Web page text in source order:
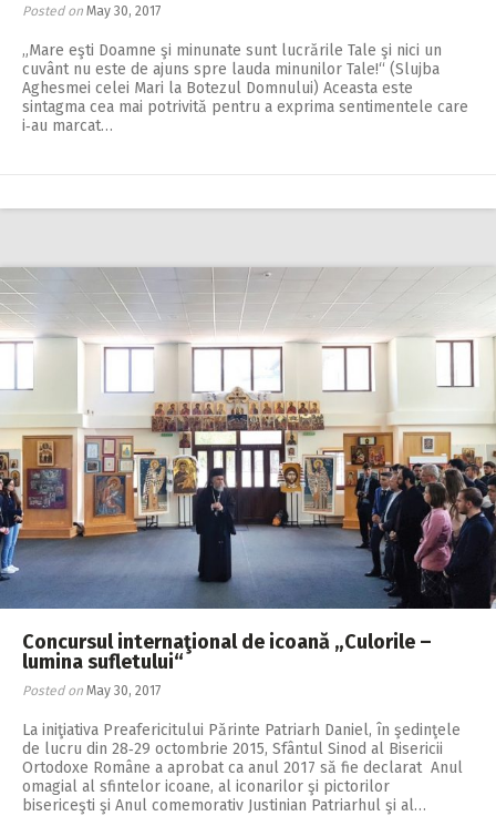
Posted on May 30, 2017
„Mare eşti Doamne şi minunate sunt lucrările Tale şi nici un
cuvânt nu este de ajuns spre lauda minunilor Tale!“ (Slujba
Aghesmei celei Mari la Botezul Domnului) Aceasta este
sintagma cea mai potrivită pentru a exprima sentimentele care
i‑au marcat…
Concursul internaţional de icoană „Culorile –
lumina sufletului“
Posted on May 30, 2017
La iniţiativa Preafericitului Părinte Patriarh Daniel, în şedinţele
de lucru din 28‑29 octombrie 2015, Sfântul Sinod al Bisericii
Ortodoxe Române a aprobat ca anul 2017 să fie declarat Anul
omagial al sfintelor icoane, al iconarilor şi pictorilor
bisericeşti şi Anul comemorativ Justinian Patriarhul şi al…